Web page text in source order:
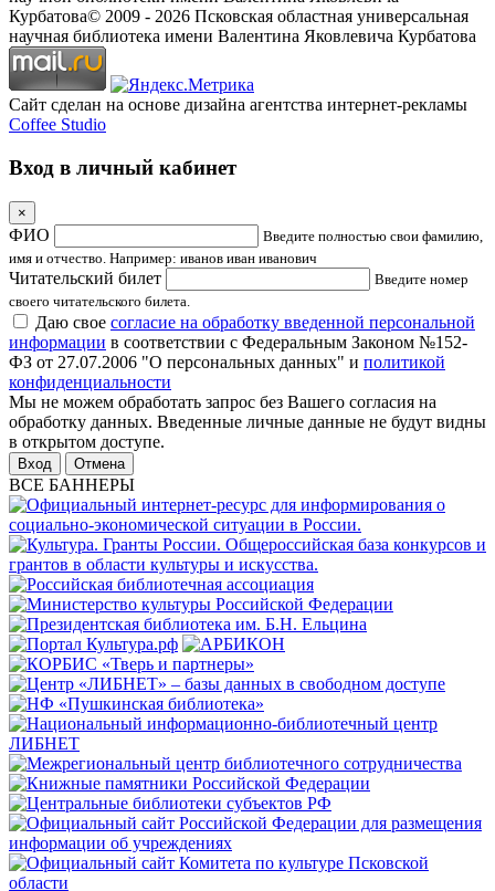
Курбатова© 2009 - 2026 Псковская областная универсальная
научная библиотека имени Валентина Яковлевича Курбатова
Сайт сделан на основе дизайна агентства интернет-рекламы
Coffee Studio
Вход в личный кабинет
×
ФИО
Введите полностью свои фамилию,
имя и отчество. Например: иванов иван иванович
Читательский билет
Введите номер
своего читательского билета.
Даю свое согласие на обработку введенной персональной
информации в соответствии с Федеральным Законом №152-
ФЗ от 27.07.2006 "О персональных данных" и политикой
конфиденциальности
Мы не можем обработать запрос без Вашего согласия на
обработку данных. Введенные личные данные не будут видны
в открытом доступе.
Отмена
ВСЕ БАННЕРЫ